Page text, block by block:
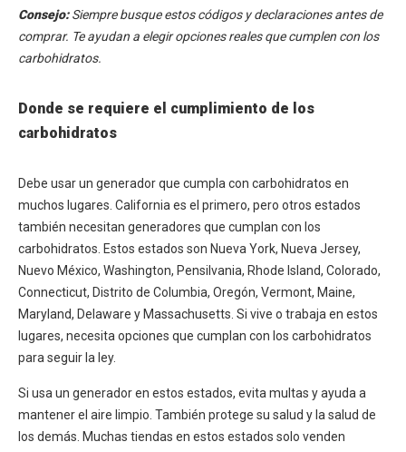
Consejo:Siempre busque estos códigos y declaraciones antes de
comprar. Te ayudan a elegir opciones reales que cumplen con los
carbohidratos.
Donde se requiere el cumplimiento de los
carbohidratos
Debe usar un generador que cumpla con carbohidratos en
muchos lugares. California es el primero, pero otros estados
también necesitan generadores que cumplan con los
carbohidratos. Estos estados son Nueva York, Nueva Jersey,
Nuevo México, Washington, Pensilvania, Rhode Island, Colorado,
Connecticut, Distrito de Columbia, Oregón, Vermont, Maine,
Maryland, Delaware y Massachusetts. Si vive o trabaja en estos
lugares, necesita opciones que cumplan con los carbohidratos
para seguir la ley.
Si usa un generador en estos estados, evita multas y ayuda a
mantener el aire limpio. También protege su salud y la salud de
los demás. Muchas tiendas en estos estados solo venden